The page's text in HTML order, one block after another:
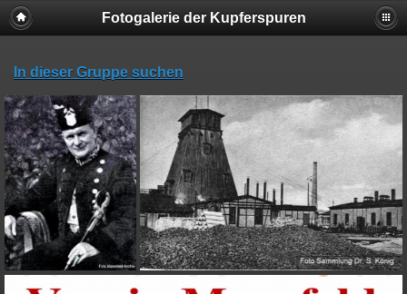
Fotogalerie der Kupferspuren
In dieser Gruppe suchen